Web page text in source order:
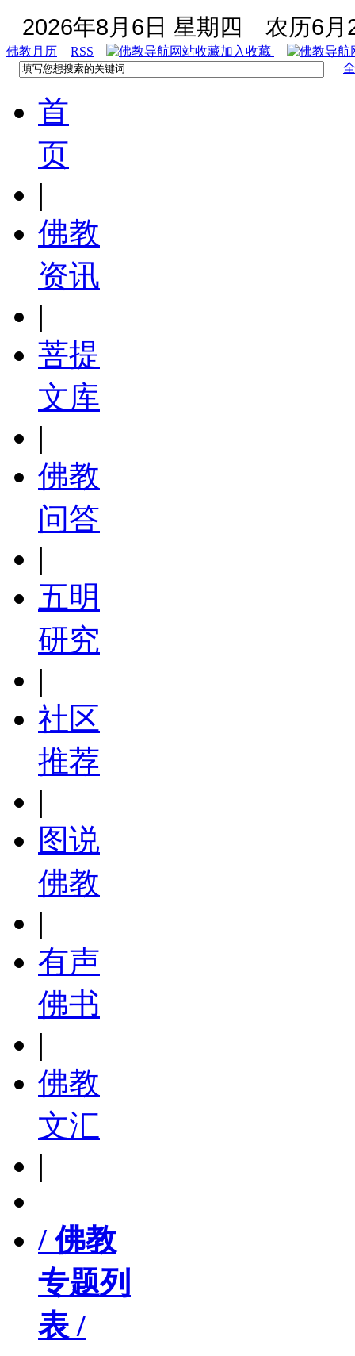
2026年8月6日 星期四 农历6月
佛教月历 RSS
加入收藏
首
页
|
佛教
资讯
|
菩提
文库
|
佛教
问答
|
五明
研究
|
社区
推荐
|
图说
佛教
|
有声
佛书
|
佛教
文汇
|
/ 佛教
专题列
表 /